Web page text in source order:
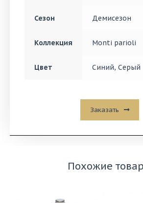
Сезон Демисезон
Коллекция Monti parioli
Цвет Синий, Серый
Заказать
Похожие